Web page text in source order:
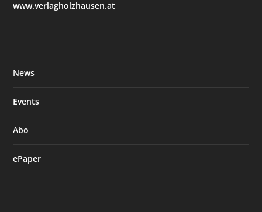
www.verlagholzhausen.at
News
Events
Abo
ePaper